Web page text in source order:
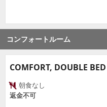
コンフォートルーム
COMFORT, DOUBLE
朝食なし
返金不可